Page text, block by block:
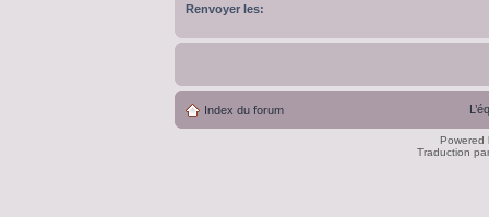
Renvoyer les:
Index du forum
Powered
Traduction